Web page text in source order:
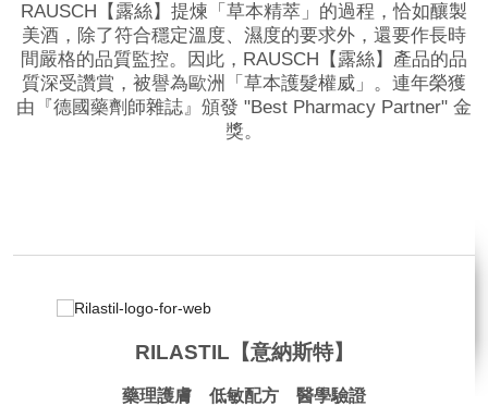
RAUSCH【露絲】提煉「草本精萃」的過程，恰如釀製
美酒，除了符合穩定溫度、濕度的要求外，還要作長時
間嚴格的品質監控。因此，RAUSCH【露絲】產品的品
質深受讚賞，被譽為歐洲「草本護髮權威」。連年榮獲
由『德國藥劑師雜誌』頒發 "Best Pharmacy Partner" 金
獎。
RILASTIL【意納斯特】
藥理護膚 低敏配方 醫學驗證